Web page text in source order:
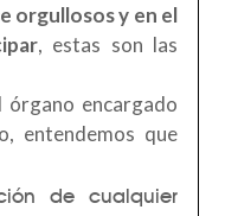
orgullosos y en el
, estas son las
encargado
entendemos que
de cualquier